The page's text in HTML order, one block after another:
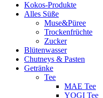
Kokos-Produkte
Alles Süße
Muse&Püree
Trockenfrüchte
Zucker
Blütenwasser
Chutneys & Pasten
Getränke
Tee
MAE Tee
YOGI Tee